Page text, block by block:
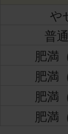
や
普
肥満
肥満
肥満
肥満